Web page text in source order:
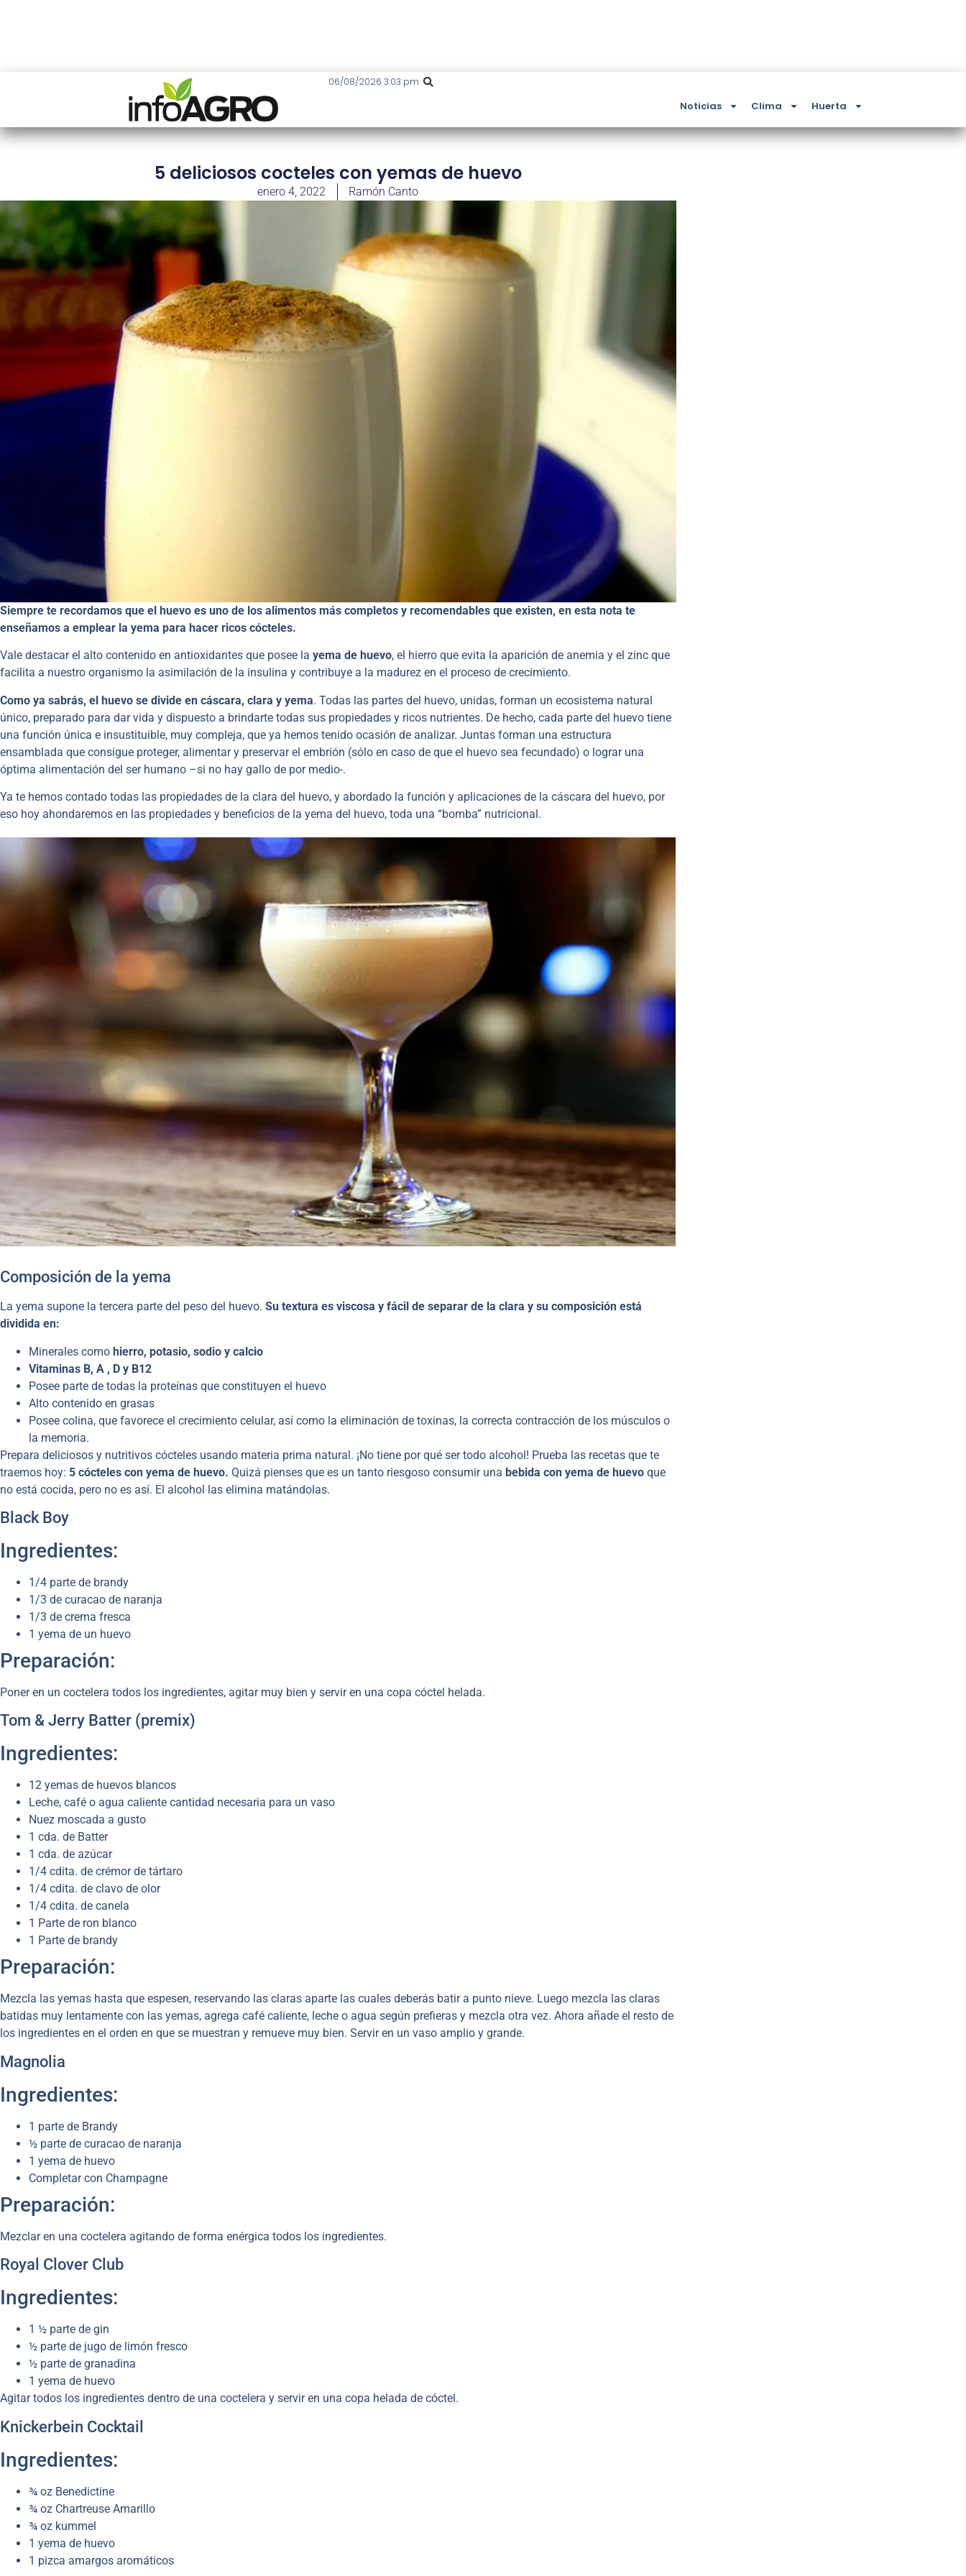
06/08/2026 3:03 pm
Noticias Clima Huerta
5 deliciosos cocteles con yemas de huevo
enero 4, 2022 Ramón Canto
Siempre te recordamos que el huevo es uno de los alimentos más completos y recomendables que existen, en esta nota te
enseñamos a emplear la yema para hacer ricos cócteles.
Vale destacar el alto contenido en antioxidantes que posee la yema de huevo, el hierro que evita la aparición de anemia y el zinc que
facilita a nuestro organismo la asimilación de la insulina y contribuye a la madurez en el proceso de crecimiento.
Como ya sabrás, el huevo se divide en cáscara, clara y yema. Todas las partes del huevo, unidas, forman un ecosistema natural
único, preparado para dar vida y dispuesto a brindarte todas sus propiedades y ricos nutrientes. De hecho, cada parte del huevo tiene
una función única e insustituible, muy compleja, que ya hemos tenido ocasión de analizar. Juntas forman una estructura
ensamblada que consigue proteger, alimentar y preservar el embrión (sólo en caso de que el huevo sea fecundado) o lograr una
óptima alimentación del ser humano –si no hay gallo de por medio-.
Ya te hemos contado todas las propiedades de la clara del huevo, y abordado la función y aplicaciones de la cáscara del huevo, por
eso hoy ahondaremos en las propiedades y beneficios de la yema del huevo, toda una “bomba” nutricional.
Composición de la yema
La yema supone la tercera parte del peso del huevo. Su textura es viscosa y fácil de separar de la clara y su composición está
dividida en:
Minerales como hierro, potasio, sodio y calcio
Vitaminas B, A , D y B12
Posee parte de todas la proteínas que constituyen el huevo
Alto contenido en grasas
Posee colina, que favorece el crecimiento celular, así como la eliminación de toxinas, la correcta contracción de los músculos o
la memoria.
Prepara deliciosos y nutritivos cócteles usando materia prima natural. ¡No tiene por qué ser todo alcohol! Prueba las recetas que te
traemos hoy: 5 cócteles con yema de huevo. Quizá pienses que es un tanto riesgoso consumir una bebida con yema de huevo que
no está cocida, pero no es así. El alcohol las elimina matándolas.
Black Boy
Ingredientes:
1/4 parte de brandy
1/3 de curacao de naranja
1/3 de crema fresca
1 yema de un huevo
Preparación:
Poner en un coctelera todos los ingredientes, agitar muy bien y servir en una copa cóctel helada.
Tom & Jerry Batter (premix)
Ingredientes:
12 yemas de huevos blancos
Leche, café o agua caliente cantidad necesaria para un vaso
Nuez moscada a gusto
1 cda. de Batter
1 cda. de azúcar
1/4 cdita. de crémor de tártaro
1/4 cdita. de clavo de olor
1/4 cdita. de canela
1 Parte de ron blanco
1 Parte de brandy
Preparación:
Mezcla las yemas hasta que espesen, reservando las claras aparte las cuales deberás batir a punto nieve. Luego mezcla las claras
batidas muy lentamente con las yemas, agrega café caliente, leche o agua según prefieras y mezcla otra vez. Ahora añade el resto de
los ingredientes en el orden en que se muestran y remueve muy bien. Servir en un vaso amplio y grande.
Magnolia
Ingredientes:
1 parte de Brandy
½ parte de curacao de naranja
1 yema de huevo
Completar con Champagne
Preparación:
Mezclar en una coctelera agitando de forma enérgica todos los ingredientes.
Royal Clover Club
Ingredientes:
1 ½ parte de gin
½ parte de jugo de limón fresco
½ parte de granadina
1 yema de huevo
Agitar todos los ingredientes dentro de una coctelera y servir en una copa helada de cóctel.
Knickerbein Cocktail
Ingredientes:
¾ oz Benedictine
¾ oz Chartreuse Amarillo
¾ oz kummel
1 yema de huevo
1 pizca amargos aromáticos